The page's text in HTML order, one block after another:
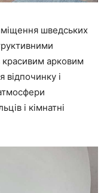
шведських
арковим
відпочинку і
і кімнатні